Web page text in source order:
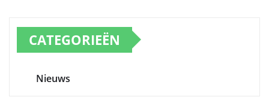
CATEGORIEËN
Nieuws